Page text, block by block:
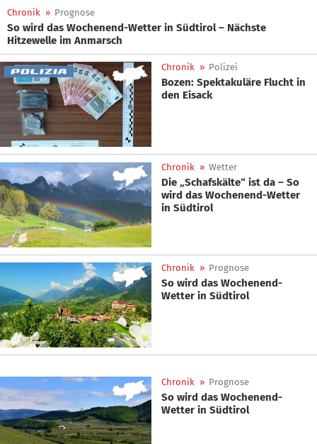
Chronik » Prognose
So wird das Wochenend-Wetter in Südtirol – Nächste
Hitzewelle im Anmarsch
Chronik » Polizei
Bozen: Spektakuläre Flucht in
den Eisack
Chronik » Wetter
Die „Schafskälte“ ist da – So
wird das Wochenend-Wetter
in Südtirol
Chronik » Prognose
So wird das Wochenend-
Wetter in Südtirol
Chronik » Prognose
So wird das Wochenend-
Wetter in Südtirol